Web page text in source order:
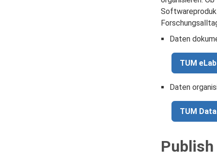
Daten
TUM
Daten
TUM